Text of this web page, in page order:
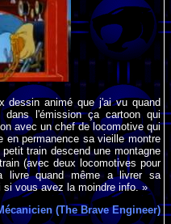
dessin animé que j'ai vu quand
l'émission ça cartoon qui
avec un chef de locomotive qui
en permanence sa vieille montre
train descend une montagne
(avec deux locomotives pour
livre quand même a livrer sa
si vous avez la moindre info. »
(The Brave Engineer)